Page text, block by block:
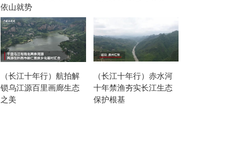
依山就势
（长江十年行）航拍解
锁乌江源百里画廊生态
之美
（长江十年行）赤水河
十年禁渔夯实长江生态
保护根基